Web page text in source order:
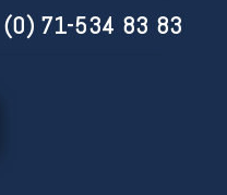
71-534 83 83